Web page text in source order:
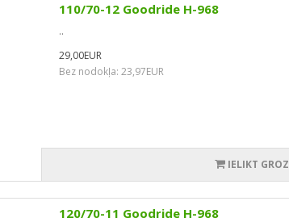
110/70-12 Goodride H-968
..
29,00EUR
Bez nodokļa: 23,97EUR
IELIKT
120/70-11 Goodride H-968